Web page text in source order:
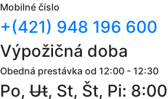
Mobilné číslo
+(421) 948 196 600
Výpožičná doba
Obedná prestávka od 12:00 - 12:30
Po, Ut, St, Št, Pi: